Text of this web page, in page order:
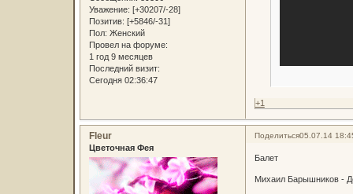
Уважение: [+30207/-28]
Позитив: [+5846/-31]
Пол: Женский
Провел на форуме:
1 год 9 месяцев
Последний визит:
Сегодня 02:36:47
+1
Поделиться05.07.14
Fleur
Цветочная Фея
Балет
Михаил Барышников -